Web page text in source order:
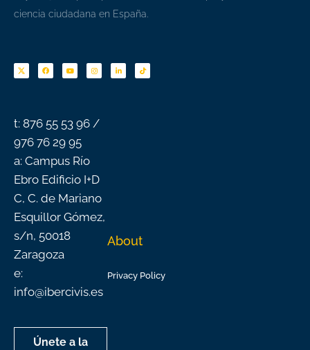
ciencia ciudadana en España.
c
e
b
u
t
u
s
t
a
n
k
e
k
t
o
t: 876 55 53 96 /
976 76 29 95
a: Campus Río
Ebro Edificio I+D
C, C. de Mariano
Esquillor Gómez,
s/n, 50018
Zaragoza
e:
info@ibercivis.es
Únete a la
About
Privacy Policy